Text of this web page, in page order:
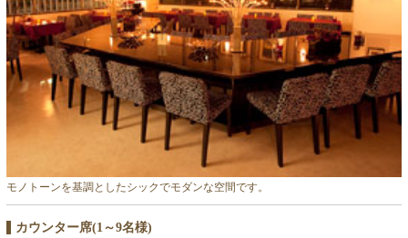
モノトーンを基調としたシックでモダンな空間です。
カウンター席(1～9名様)